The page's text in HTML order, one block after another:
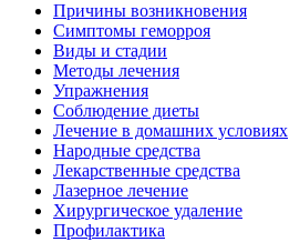
Причины возникновения
Симптомы геморроя
Виды и стадии
Методы лечения
Упражнения
Соблюдение диеты
Лечение в домашних условиях
Народные средства
Лекарственные средства
Лазерное лечение
Хирургическое удаление
Профилактика